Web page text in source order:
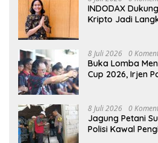
INDODAX
Kripto Jadi
8 Juli 2026 0
Buka Lomba
Cup 2026, Irjen
8 Juli 2026 0
Jagung Petani
Polisi Kawal